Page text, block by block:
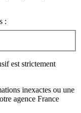
:
est strictement
inexactes ou une
agence France